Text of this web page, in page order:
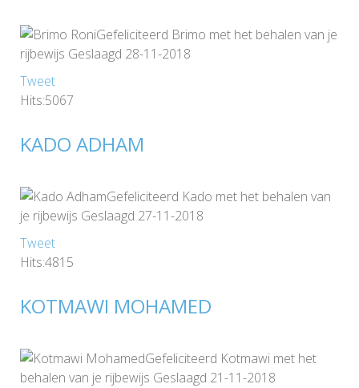
Gefeliciteerd Brimo met het behalen van je
rijbewijs Geslaagd 28-11-2018
Tweet
Hits:5067
KADO ADHAM
Gefeliciteerd Kado met het behalen van
je rijbewijs Geslaagd 27-11-2018
Tweet
Hits:4815
KOTMAWI MOHAMED
Gefeliciteerd Kotmawi met het
behalen van je rijbewijs Geslaagd 21-11-2018